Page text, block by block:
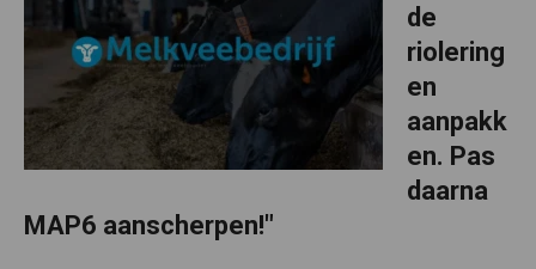
de
riolering
en
aanpakk
en. Pas
daarna
MAP6 aanscherpen!"